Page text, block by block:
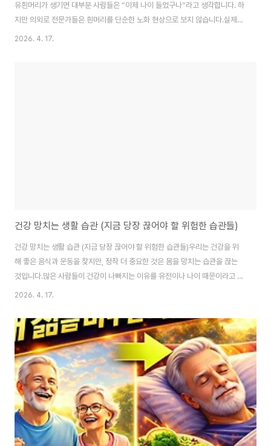
유흰머리가 생기면 대부분 사람들은 “이제 나이 들었구나”라고 생각합니다. 하
지만 의외로 전문가들은 흰머리를 단순한 노화 현상으로 보지 않습니다.실제로
최근에는 흰머리와 함께 눈 피로, 허리 통증, 만성 피로가 동시에 나타나는 경우
2026. 4. 17.
건강 망치는 생활 습관 (지금 당장 끊어야 할 위험한 습관들)
건강 망치는 생활 습관 (지금 당장 끊어야 할 위험한 습관들)우리는 건강을 위
해 좋은 음식과 운동을 찾지만, 정작 더 중요한 것은 몸을 망치는 습관을 끊는
것입니다.많은 사람들이 건강이 나빠지는 이유를 유전이나 나이 때문이라고 생
각하지만, 실제로는 매일 반복되는 작은 습관이 가장 큰 원인입니다.특히 무심
순간 피로, 체중 증가, 면역력 저하, 각종 질병으로 이어지게 됩니다.이 글에서
는 건강을 망치는 생활 습관과 반드시 고쳐야 할 이유, 그리고 현실적인 해결 방
법까지 자세하게 알려드립니다.왜 생활 습관이 건강을 결정하는가건강은 하루
아침에 무너지지 않습니다.작은 나쁜 습관이 반복되면서 몸에 부담이 쌓이고,
결국 질병으로 이어지는 구조입..
2026. 4. 17.